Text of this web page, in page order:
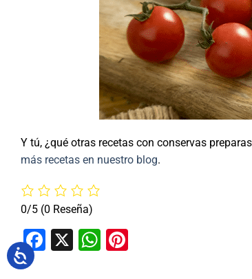
Y tú, ¿qué otras recetas con conservas
más recetas en nuestro blog.
0/5 (0 Reseña)
Facebook
X WhatsApp